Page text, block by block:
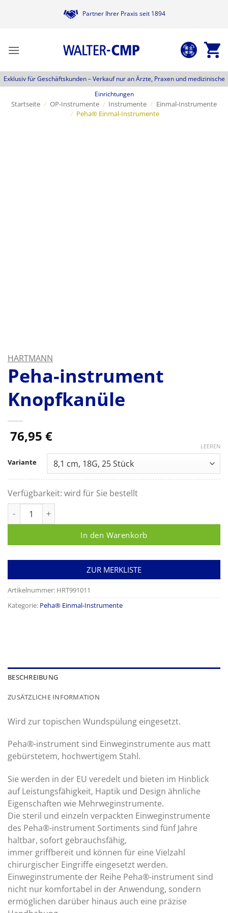
Partner Ihrer Praxis seit 1894
Exklusiv für Geschäftskunden –Verkauf nur an Ärzte, Praxen und medizinische
Einrichtungen
Startseite / OP-Instrumente / Instrumente / Einmal-Instrumente
/ Peha® Einmal-Instrumente
HARTMANN
Peha-instrument
Knopfkanüle
76,95 €
Variante
LEEREN
Verfügbarkeit: wird für Sie bestellt
In den Warenkorb
ZUR MERKLISTE
Artikelnummer: HRT991011
Kategorie: Peha® Einmal-Instrumente
BESCHREIBUNG
ZUSÄTZLICHE INFORMATION
Wird zur topischen Wundspülung eingesetzt.
Peha®-instrument sind Einweginstrumente aus matt
gebürstetem, hochwertigem Stahl.
Sie werden in der EU veredelt und bieten im Hinblick
auf Leistungsfähigkeit, Haptik und Design ähnliche
Eigenschaften wie Mehrweginstrumente.
Die steril und einzeln verpackten Einweginstrumente
des Peha®-instrument Sortiments sind fünf Jahre
haltbar, sofort gebrauchsfähig,
immer griffbereit und können für eine Vielzahl
chirurgischer Eingriffe eingesetzt werden.
Einweginstrumente der Reihe Peha®-instrument sind
nicht nur komfortabel in der Anwendung, sondern
ermöglichen darüber hinaus auch eine präzise